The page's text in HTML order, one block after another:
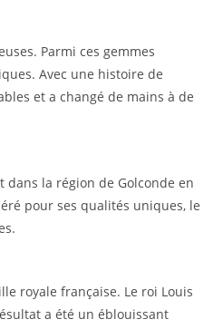
Parmi ces gemmes
Avec une histoire de
et a changé de mains à de
dans la région de Golconde en
pour ses qualités uniques, le
royale française. Le roi Louis
a été un éblouissant